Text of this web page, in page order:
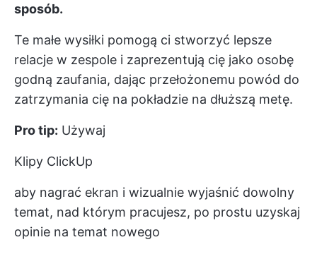
sposób.
Te małe wysiłki pomogą ci stworzyć lepsze
relacje w zespole i zaprezentują cię jako osobę
godną zaufania, dając przełożonemu powód do
zatrzymania cię na pokładzie na dłuższą metę.
Pro tip: Używaj
Klipy ClickUp
aby nagrać ekran i wizualnie wyjaśnić dowolny
temat, nad którym pracujesz, po prostu uzyskaj
opinie na temat nowego